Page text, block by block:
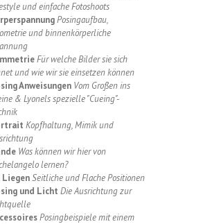
und einfache Fotoshoots
Posingaufbau,
und binnenkörperliche
Für welche Bilder sie sich
und wie wir sie einsetzen können
Anweisungen Vom Großen ins
& Lyonels spezielle "Cueing"-
Kopfhaltung, Mimik und
Was können wir hier von
lernen?
LiegenSeitliche und Flache Positionen
und Licht Die Ausrichtung zur
Posingbeispiele mit einem